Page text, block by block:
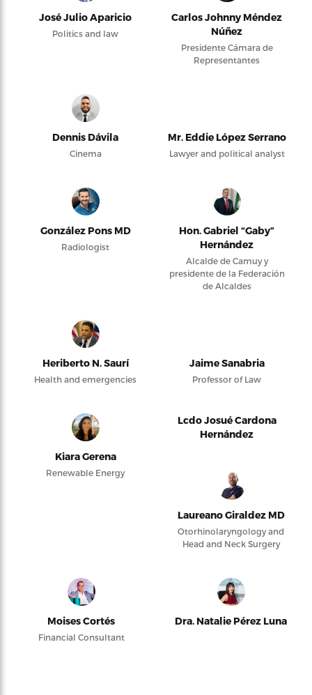
José Julio Aparicio
Politics and law
Carlos Johnny Méndez
Núñez
Presidente Cámara de
Representantes
Dennis Dávila
Cinema
Mr. Eddie López Serrano
Lawyer and political analyst
González Pons MD
Radiologist
Hon. Gabriel “Gaby”
Hernández
Alcalde de Camuy y
presidente de la Federación
de Alcaldes
Heriberto N. Saurí
Health and emergencies
Jaime Sanabria
Professor of Law
Kiara Gerena
Renewable Energy
Lcdo Josué Cardona
Hernández
Laureano Giraldez MD
Otorhinolaryngology and
Head and Neck Surgery
Moises Cortés
Financial Consultant
Dra. Natalie Pérez Luna